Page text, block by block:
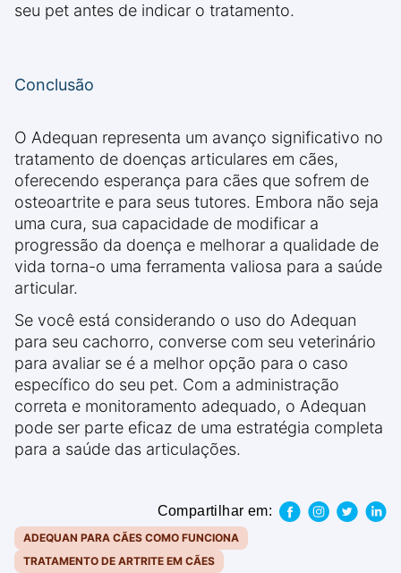
seu pet antes de indicar o tratamento.
Conclusão
O Adequan representa um avanço significativo no
tratamento de doenças articulares em cães,
oferecendo esperança para cães que sofrem de
osteoartrite e para seus tutores. Embora não seja
uma cura, sua capacidade de modificar a
progressão da doença e melhorar a qualidade de
vida torna-o uma ferramenta valiosa para a saúde
articular.
Se você está considerando o uso do Adequan
para seu cachorro, converse com seu veterinário
para avaliar se é a melhor opção para o caso
específico do seu pet. Com a administração
correta e monitoramento adequado, o Adequan
pode ser parte eficaz de uma estratégia completa
para a saúde das articulações.
Compartilhar em:
ADEQUAN PARA CÃES COMO FUNCIONA
TRATAMENTO DE ARTRITE EM CÃES